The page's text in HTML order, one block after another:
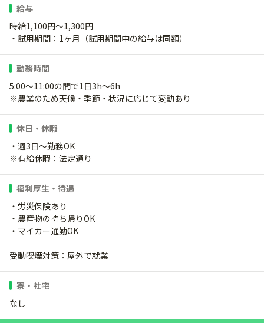
給与
時給1,100円～1,300円
・試用期間：1ヶ月（試用期間中の給与は同額）
勤務時間
5:00～11:00の間で1日3h～6h
※農業のため天候・季節・状況に応じて変動あり
休日・休暇
・週3日～勤務OK
※有給休暇：法定通り
福利厚生・待遇
・労災保険あり
・農産物の持ち帰りOK
・マイカー通勤OK
受動喫煙対策：屋外で就業
寮・社宅
なし